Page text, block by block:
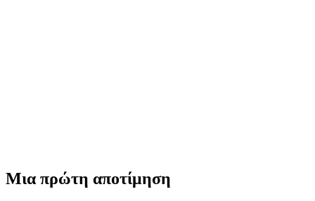
Μια πρώτη αποτίμηση